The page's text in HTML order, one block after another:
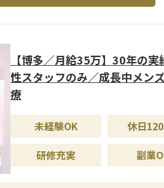
入治療を中心に、メスを使わずに
みがあります。ナチュラルかつ効
す。
ありながら、入職後はOJTを通じて
えて、スタッフ教育や売上管理な
ポジションを目指せるキャリアパ
【博多／月給35万】30年の
性スタッフのみ／成長中メン
療
未経験OK
休日
研修充実
副業